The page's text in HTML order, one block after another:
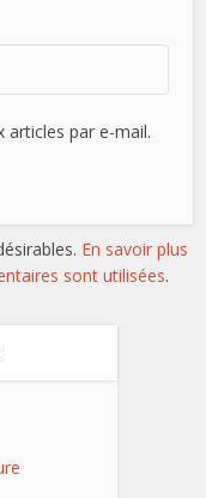
articles par e-mail.
En savoir plus
sont utilisées.